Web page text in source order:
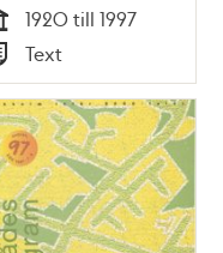
1920 till 1997
Text